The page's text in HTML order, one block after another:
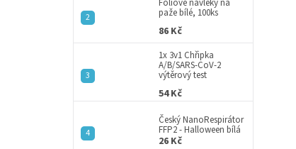
paže bílé, 100ks
86 Kč
1x 3v1 Chřipka
A/B/SARS-CoV-2
výtěrový test
54 Kč
Český NanoRespirátor
FFP2 - Halloween bílá
26 Kč